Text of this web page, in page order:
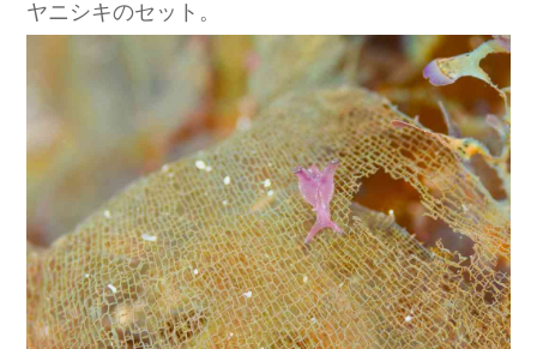
ヤニシキのセット。